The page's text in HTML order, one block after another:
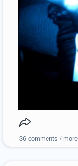
36comments / more